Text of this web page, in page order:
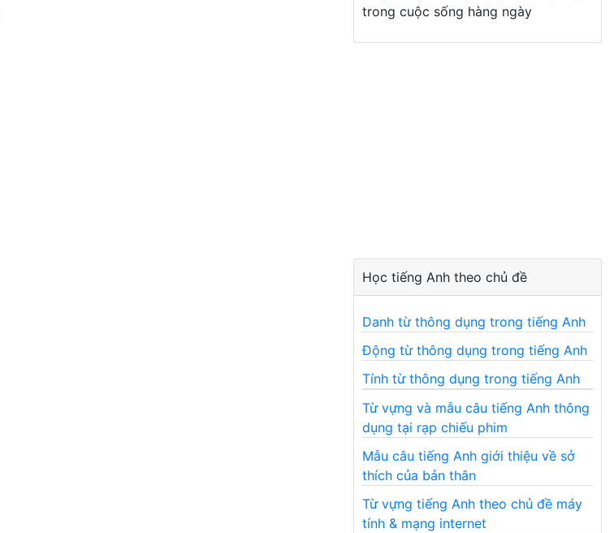
trong cuộc sống hàng ngày
Học tiếng Anh theo chủ đề
Danh từ thông dụng trong tiếng Anh
Động từ thông dụng trong tiếng Anh
Tính từ thông dụng trong tiếng Anh
Từ vựng và mẫu câu tiếng Anh thông
dụng tại rạp chiếu phim
Mẫu câu tiếng Anh giới thiệu về sở
thích của bản thân
Từ vựng tiếng Anh theo chủ đề máy
tính & mạng internet